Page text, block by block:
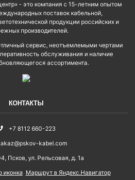
- это компания с 15-летним опытом
поставок кабельной,
продукции российских и
производителей.
сервис, неотъемлемыми чертами
обслуживания и наличие
ассортимента.
КОНТАКТЫ
+7 8112 660-223
kabel.com
, Псков, ул. Рельсовая, д. 1а
Маршрут в Яндекс.Навигатор